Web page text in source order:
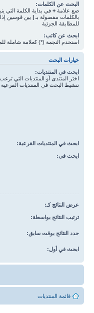
البحث عن الكلمات:
ضع علامة + في بداية الكلمة التي
بالكلمات مفصولة بـ | بين قوسين
للمطابقة الجزئية
ابحث عن كاتب:
استخدم النجمة (*) كعلامة شاملة
خيارات البحث
ابحث في المنتديات:
اختر المنتدى أو المنتديات التي
تنشيط البحث في المنتديات الفرعية
ابحث في المنتديات الفرعية:
ابحث في:
عرض النتائج كـ:
ترتيب النتائج بواسطة:
حدد النتائج بوقت سابق:
ابحث في أول:
قائمة المنتديات